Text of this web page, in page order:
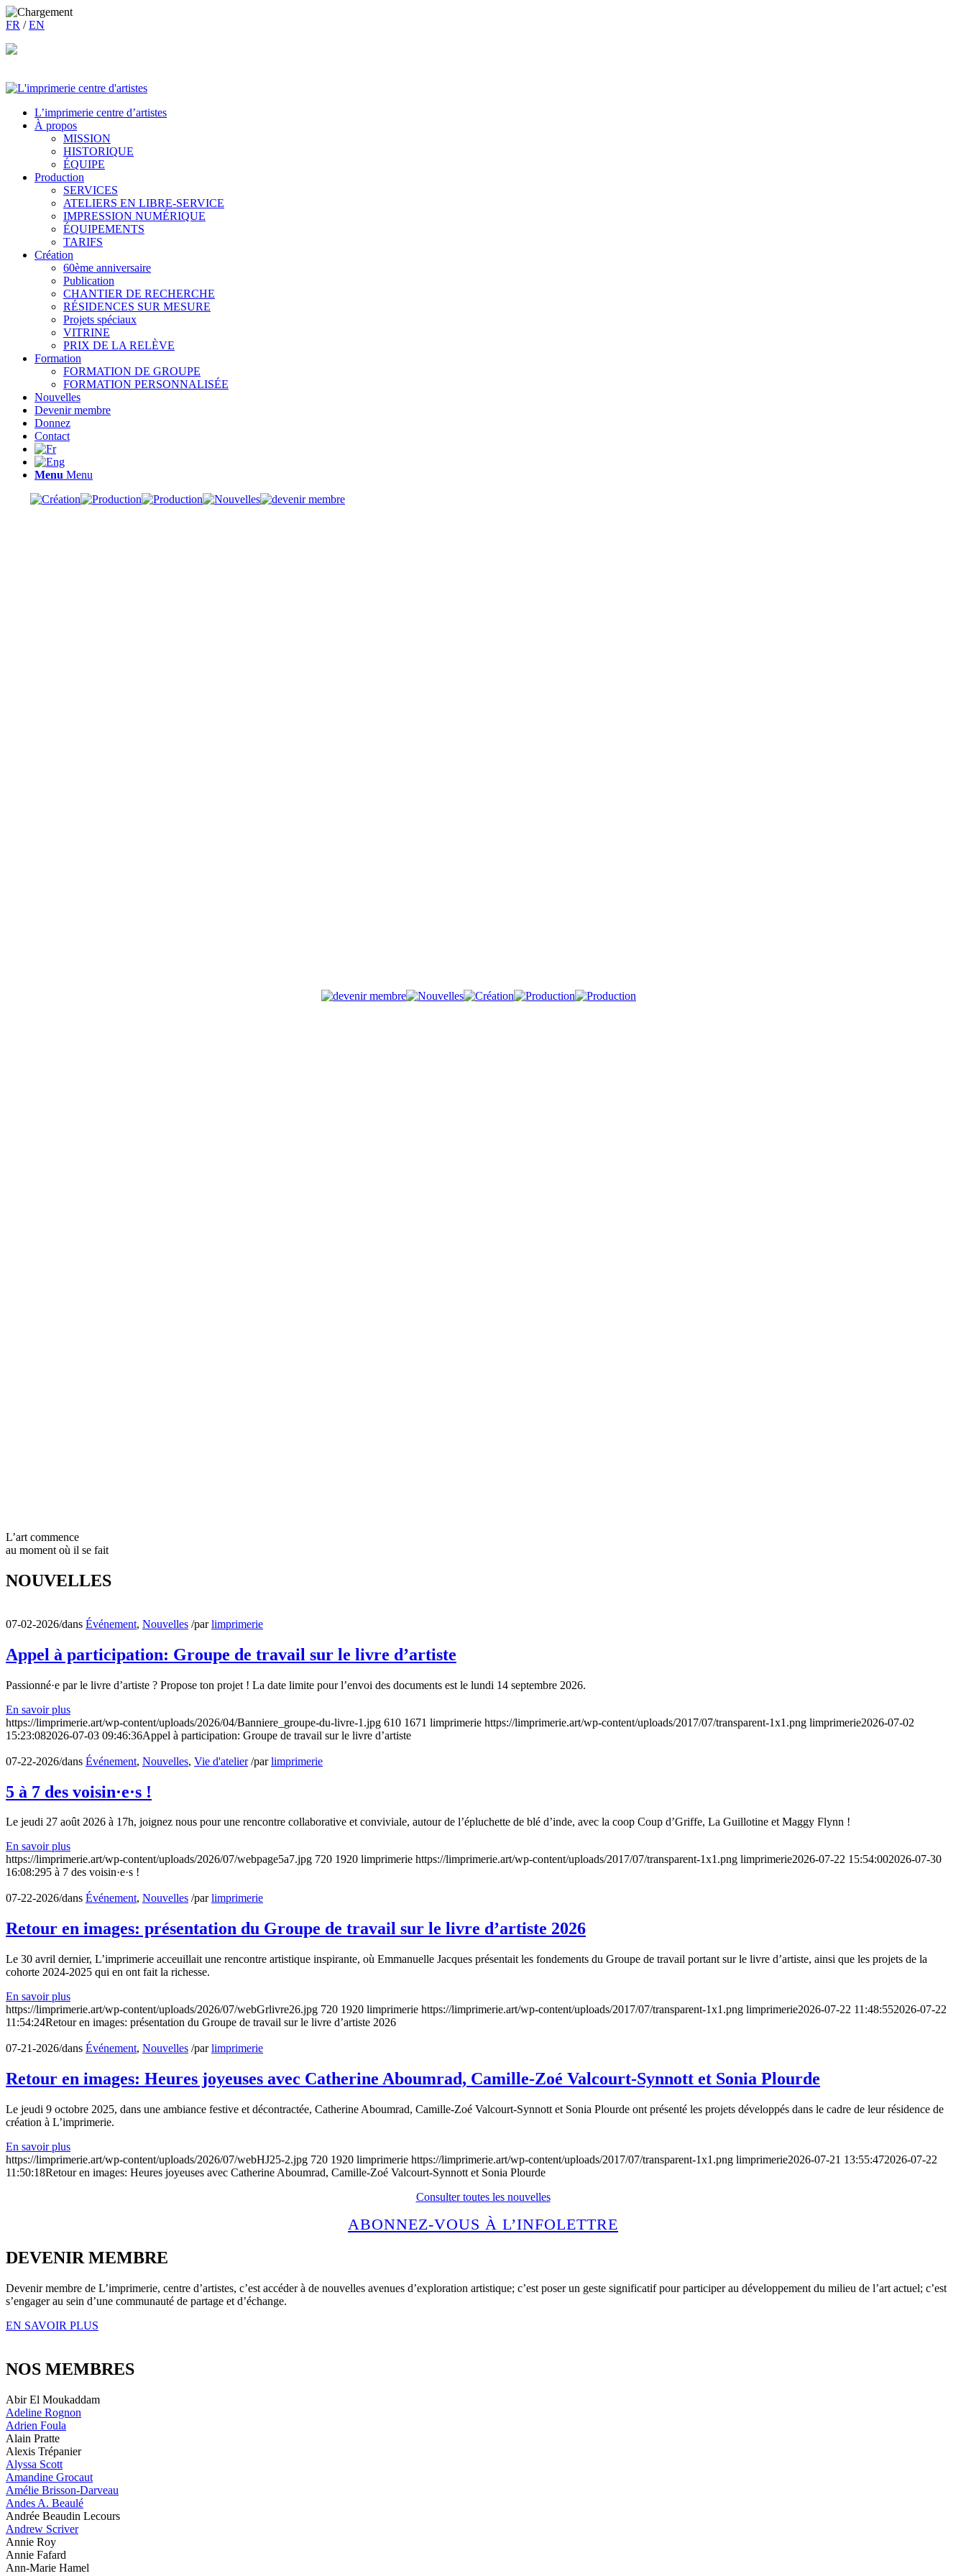
FR /EN
L’imprimerie centre d’artistes
À propos
MISSION
HISTORIQUE
ÉQUIPE
Production
SERVICES
ATELIERS EN LIBRE-SERVICE
IMPRESSION NUMÉRIQUE
ÉQUIPEMENTS
TARIFS
Création
60ème anniversaire
Publication
CHANTIER DE RECHERCHE
RÉSIDENCES SUR MESURE
Projets spéciaux
VITRINE
PRIX DE LA RELÈVE
Formation
FORMATION DE GROUPE
FORMATION PERSONNALISÉE
Nouvelles
Devenir membre
Donnez
Contact
Menu Menu
L’art commence
au moment où il se fait
NOUVELLES
07-02-2026/dans Événement, Nouvelles /parlimprimerie
Appel à participation: Groupe de travail sur le livre d’artiste
Passionné·e par le livre d’artiste ? Propose ton projet ! La date limite pour l’envoi des documents est le lundi 14 septembre 2026.
En savoir plus
https://limprimerie.art/wp-content/uploads/2026/04/Banniere_groupe-du-livre-1.jpg 610 1671 limprimerie https://limprimerie.art/wp-content/uploads/2017/07/transparent-1x1.png limprimerie2026-07-02
15:23:082026-07-03 09:46:36Appel à participation: Groupe de travail sur le livre d’artiste
07-22-2026/dans Événement, Nouvelles, Vie d'atelier /parlimprimerie
5 à 7 des voisin·e·s !
Le jeudi 27 août 2026 à 17h, joignez nous pour une rencontre collaborative et conviviale, autour de l’épluchette de blé d’inde, avec la coop Coup d’Griffe, La Guillotine et Maggy Flynn !
En savoir plus
https://limprimerie.art/wp-content/uploads/2026/07/webpage5a7.jpg 720 1920 limprimerie https://limprimerie.art/wp-content/uploads/2017/07/transparent-1x1.png limprimerie2026-07-22 15:54:002026-07-30
16:08:295 à 7 des voisin·e·s !
07-22-2026/dans Événement, Nouvelles /parlimprimerie
Retour en images: présentation du Groupe de travail sur le livre d’artiste 2026
Le 30 avril dernier, L’imprimerie acceuillait une rencontre artistique inspirante, où Emmanuelle Jacques présentait les fondements du Groupe de travail portant sur le livre d’artiste, ainsi que les projets de la
cohorte 2024-2025 qui en ont fait la richesse.
En savoir plus
https://limprimerie.art/wp-content/uploads/2026/07/webGrlivre26.jpg 720 1920 limprimerie https://limprimerie.art/wp-content/uploads/2017/07/transparent-1x1.png limprimerie2026-07-22 11:48:552026-07-22
11:54:24Retour en images: présentation du Groupe de travail sur le livre d’artiste 2026
07-21-2026/dans Événement, Nouvelles /parlimprimerie
Retour en images: Heures joyeuses avec Catherine Aboumrad, Camille-Zoé Valcourt-Synnott et Sonia Plourde
Le jeudi 9 octobre 2025, dans une ambiance festive et décontractée, Catherine Aboumrad, Camille-Zoé Valcourt-Synnott et Sonia Plourde ont présenté les projets développés dans le cadre de leur résidence de
création à L’imprimerie.
En savoir plus
https://limprimerie.art/wp-content/uploads/2026/07/webHJ25-2.jpg 720 1920 limprimerie https://limprimerie.art/wp-content/uploads/2017/07/transparent-1x1.png limprimerie2026-07-21 13:55:472026-07-22
11:50:18Retour en images: Heures joyeuses avec Catherine Aboumrad, Camille-Zoé Valcourt-Synnott et Sonia Plourde
Consulter toutes les nouvelles
ABONNEZ-VOUS À L’INFOLETTRE
DEVENIR MEMBRE
Devenir membre de L’imprimerie, centre d’artistes, c’est accéder à de nouvelles avenues d’exploration artistique; c’est poser un geste significatif pour participer au développement du milieu de l’art actuel; c’est
s’engager au sein d’une communauté de partage et d’échange.
EN SAVOIR PLUS
NOS MEMBRES
Abir El Moukaddam
Adeline Rognon
Adrien Foula
Alain Pratte
Alexis Trépanier
Alyssa Scott
Amandine Grocaut
Amélie Brisson-Darveau
Andes A. Beaulé
Andrée Beaudin Lecours
Andrew Scriver
Annie Roy
Annie Fafard
Ann-Marie Hamel